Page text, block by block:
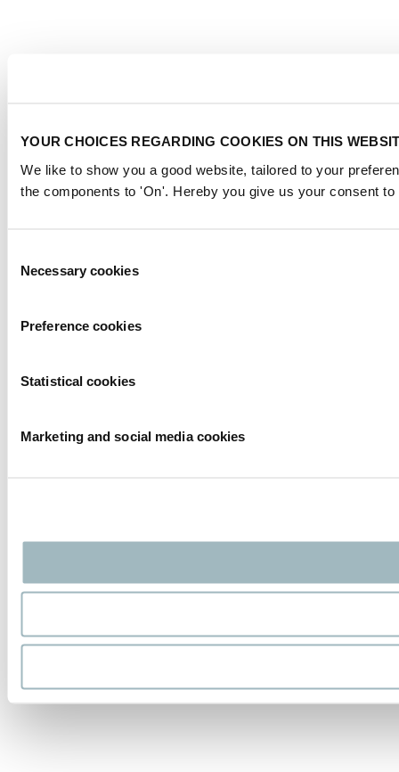
YOUR CHOICES REGARDING COOKIES ON THIS
We like to show you a good website, tailored to your
the components to 'On'. Hereby you give us your consent
Selection
Necessary cookies
Preference cookies
Statistical cookies
Marketing and social media cookies